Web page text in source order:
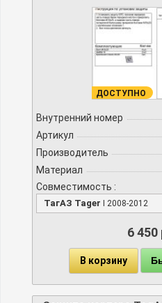
ДОСТУПНО
Внутренний номер
Артикул
Производитель
Материал
Совместимость :
ТагАЗ Tager I 2008-2012
6 450
В корзину